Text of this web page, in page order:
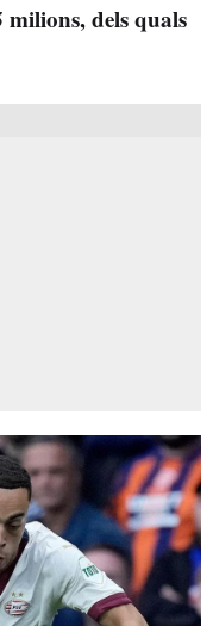
milions, dels quals